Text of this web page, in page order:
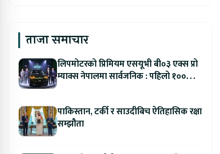
ताजा समाचार
लिपमोटरको प्रिमियम एसयूभी बी०३ एक्स प्रो
म्याक्स नेपालमा सार्वजनिक : पहिलो १००
पाकिस्तान, टर्की र साउदीबिच ऐतिहासिक रक्षा
सम्झौता